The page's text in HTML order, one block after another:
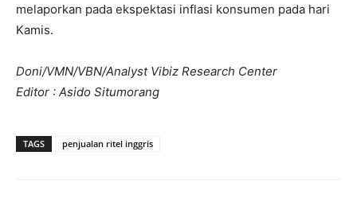
melaporkan pada ekspektasi inflasi konsumen pada hari
Kamis.
Doni/VMN/VBN/Analyst Vibiz Research Center
Editor : Asido Situmorang
TAGS penjualan ritel inggris